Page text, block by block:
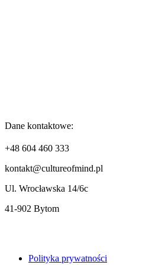
Dane kontaktowe:
+48 604 460 333
kontakt@cultureofmind.pl
Ul. Wrocławska 14/6c
41-902 Bytom
Polityka prywatności